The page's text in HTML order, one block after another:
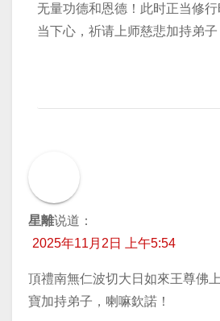
无量功德和恩德！此时正当修
当下心，祈请上师慈悲加持弟子
星離说道：
2025年11月2日 上午5:54
頂禮南無仁波切大日如來王尊佛
寶加持弟子，喇嘛欽諾！